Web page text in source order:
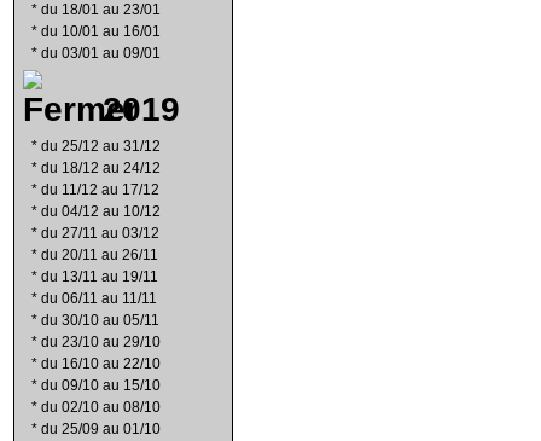
* du 18/01 au 23/01
* du 10/01 au 16/01
* du 03/01 au 09/01
2019
* du 25/12 au 31/12
* du 18/12 au 24/12
* du 11/12 au 17/12
* du 04/12 au 10/12
* du 27/11 au 03/12
* du 20/11 au 26/11
* du 13/11 au 19/11
* du 06/11 au 11/11
* du 30/10 au 05/11
* du 23/10 au 29/10
* du 16/10 au 22/10
* du 09/10 au 15/10
* du 02/10 au 08/10
* du 25/09 au 01/10